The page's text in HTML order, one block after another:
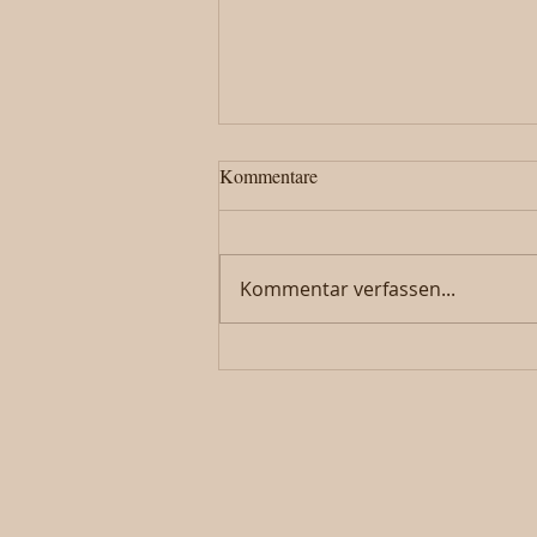
Kommentare
Kommentar verfassen...